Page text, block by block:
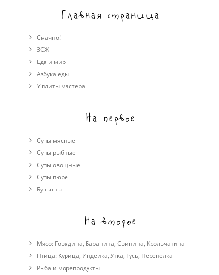
Главная страница
Смачно!
ЗОЖ
Еда и мир
Азбука еды
У плиты мастера
На первое
Супы мясные
Супы рыбные
Супы овощные
Cупы пюре
Бульоны
На второе
Мясо: Говядина, Баранина, Свинина, Крольчатина
Птица: Курица, Индейка, Утка, Гусь, Перепелка
Рыба и морепродукты